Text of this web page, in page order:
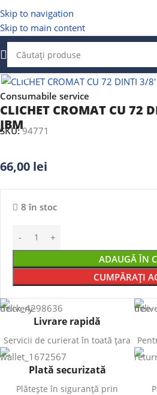
Skip to navigation
Skip to main content
Faceți clic pentru a mări
Consumabile service
CLICHET CROMAT CU 72
JBM
SKU:94771
66,00 lei
8 în stoc
ADAUGĂ ÎN
CUMPĂRAȚI
Livrare rapidă
Servicii de curierat în toată țara
Plată securizată
Plătește în siguranță prin